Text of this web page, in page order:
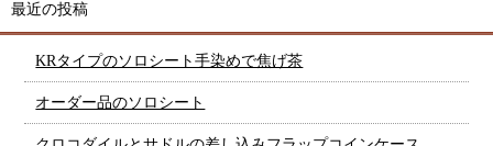
最近の投稿
KRタイプのソロシート手染めで焦げ茶
オーダー品のソロシート